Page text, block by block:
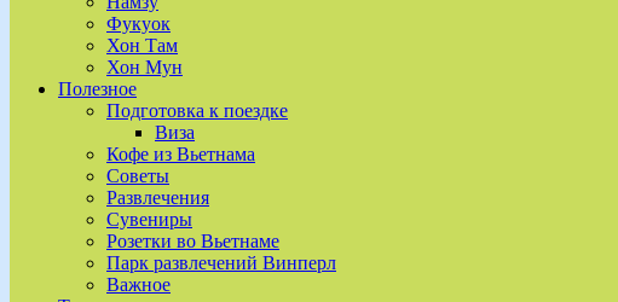
Фукуок
Хон Там
Хон Мун
Полезное
Подготовка к поездке
Виза
Кофе из Вьетнама
Советы
Развлечения
Сувениры
Розетки во Вьетнаме
Парк развлечений Винперл
Важное